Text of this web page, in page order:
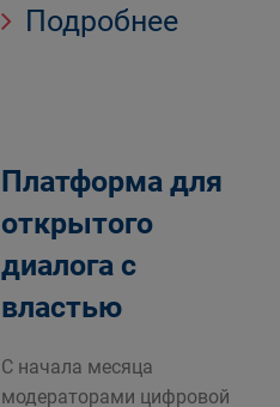
Подробнее
Платформа для
открытого
диалога с
властью
С начала месяца
модераторами цифровой